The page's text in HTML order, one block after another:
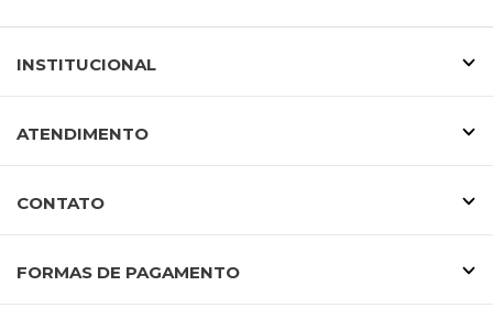
INSTITUCIONAL
ATENDIMENTO
CONTATO
FORMAS DE PAGAMENTO